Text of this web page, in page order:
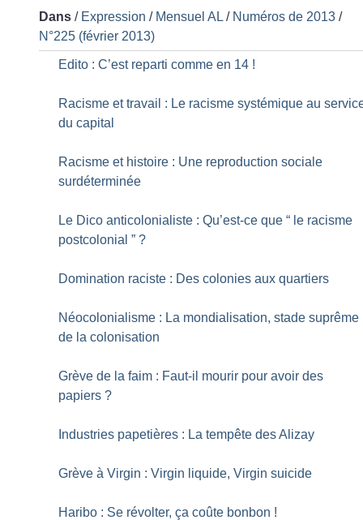
Dans / Expression / Mensuel AL / Numéros de 2013 /
N°225 (février 2013)
Edito : C’est reparti comme en 14 !
Racisme et travail : Le racisme systémique au
du capital
Racisme et histoire : Une reproduction sociale
surdéterminée
Le Dico anticolonialiste : Qu’est-ce que “ le racisme
postcolonial ” ?
Domination raciste : Des colonies aux quartiers
Néocolonialisme : La mondialisation, stade suprême
de la colonisation
Grève de la faim : Faut-il mourir pour avoir des
papiers ?
Industries papetières : La tempête des Alizay
Grève à Virgin : Virgin liquide, Virgin suicide
Haribo : Se révolter, ça coûte bonbon !